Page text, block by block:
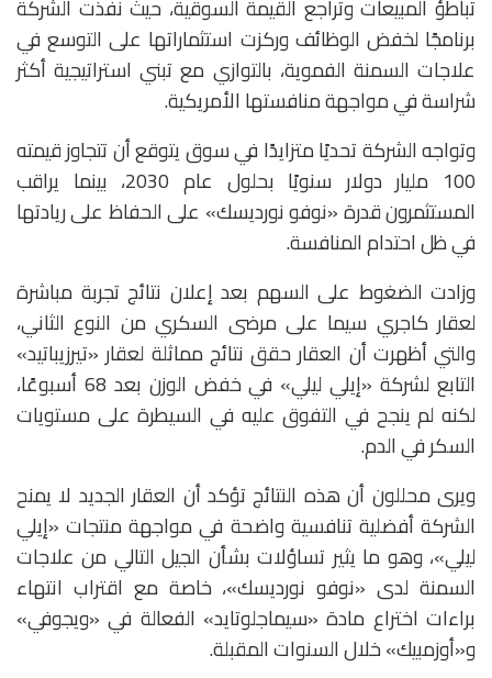
تباطؤ المبيعات وتراجع القيمة السوقية، حيث نفذت الشركة
برنامجًا لخفض الوظائف وركزت استثماراتها على التوسع في
علاجات السمنة الفموية، بالتوازي مع تبني استراتيجية أكثر
شراسة في مواجهة منافستها الأمريكية.
وتواجه الشركة تحديًا متزايدًا في سوق يتوقع أن تتجاوز قيمته
100 مليار دولار سنويًا بحلول عام 2030، بينما يراقب
المستثمرون قدرة «نوفو نورديسك» على الحفاظ على ريادتها
في ظل احتدام المنافسة.
وزادت الضغوط على السهم بعد إعلان نتائج تجربة مباشرة
لعقار كاجري سيما على مرضى السكري من النوع الثاني،
والتي أظهرت أن العقار حقق نتائج مماثلة لعقار «تيرزيباتيد»
التابع لشركة «إيلي ليلي» في خفض الوزن بعد 68 أسبوعًا،
لكنه لم ينجح في التفوق عليه في السيطرة على مستويات
السكر في الدم.
ويرى محللون أن هذه النتائج تؤكد أن العقار الجديد لا يمنح
الشركة أفضلية تنافسية واضحة في مواجهة منتجات «إيلي
ليلي»، وهو ما يثير تساؤلات بشأن الجيل التالي من علاجات
السمنة لدى «نوفو نورديسك»، خاصة مع اقتراب انتهاء
براءات اختراع مادة «سيماجلوتايد» الفعالة في «ويجوفي»
و«أوزمبيك» خلال السنوات المقبلة.